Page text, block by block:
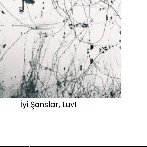
İyi Şanslar, Luv!